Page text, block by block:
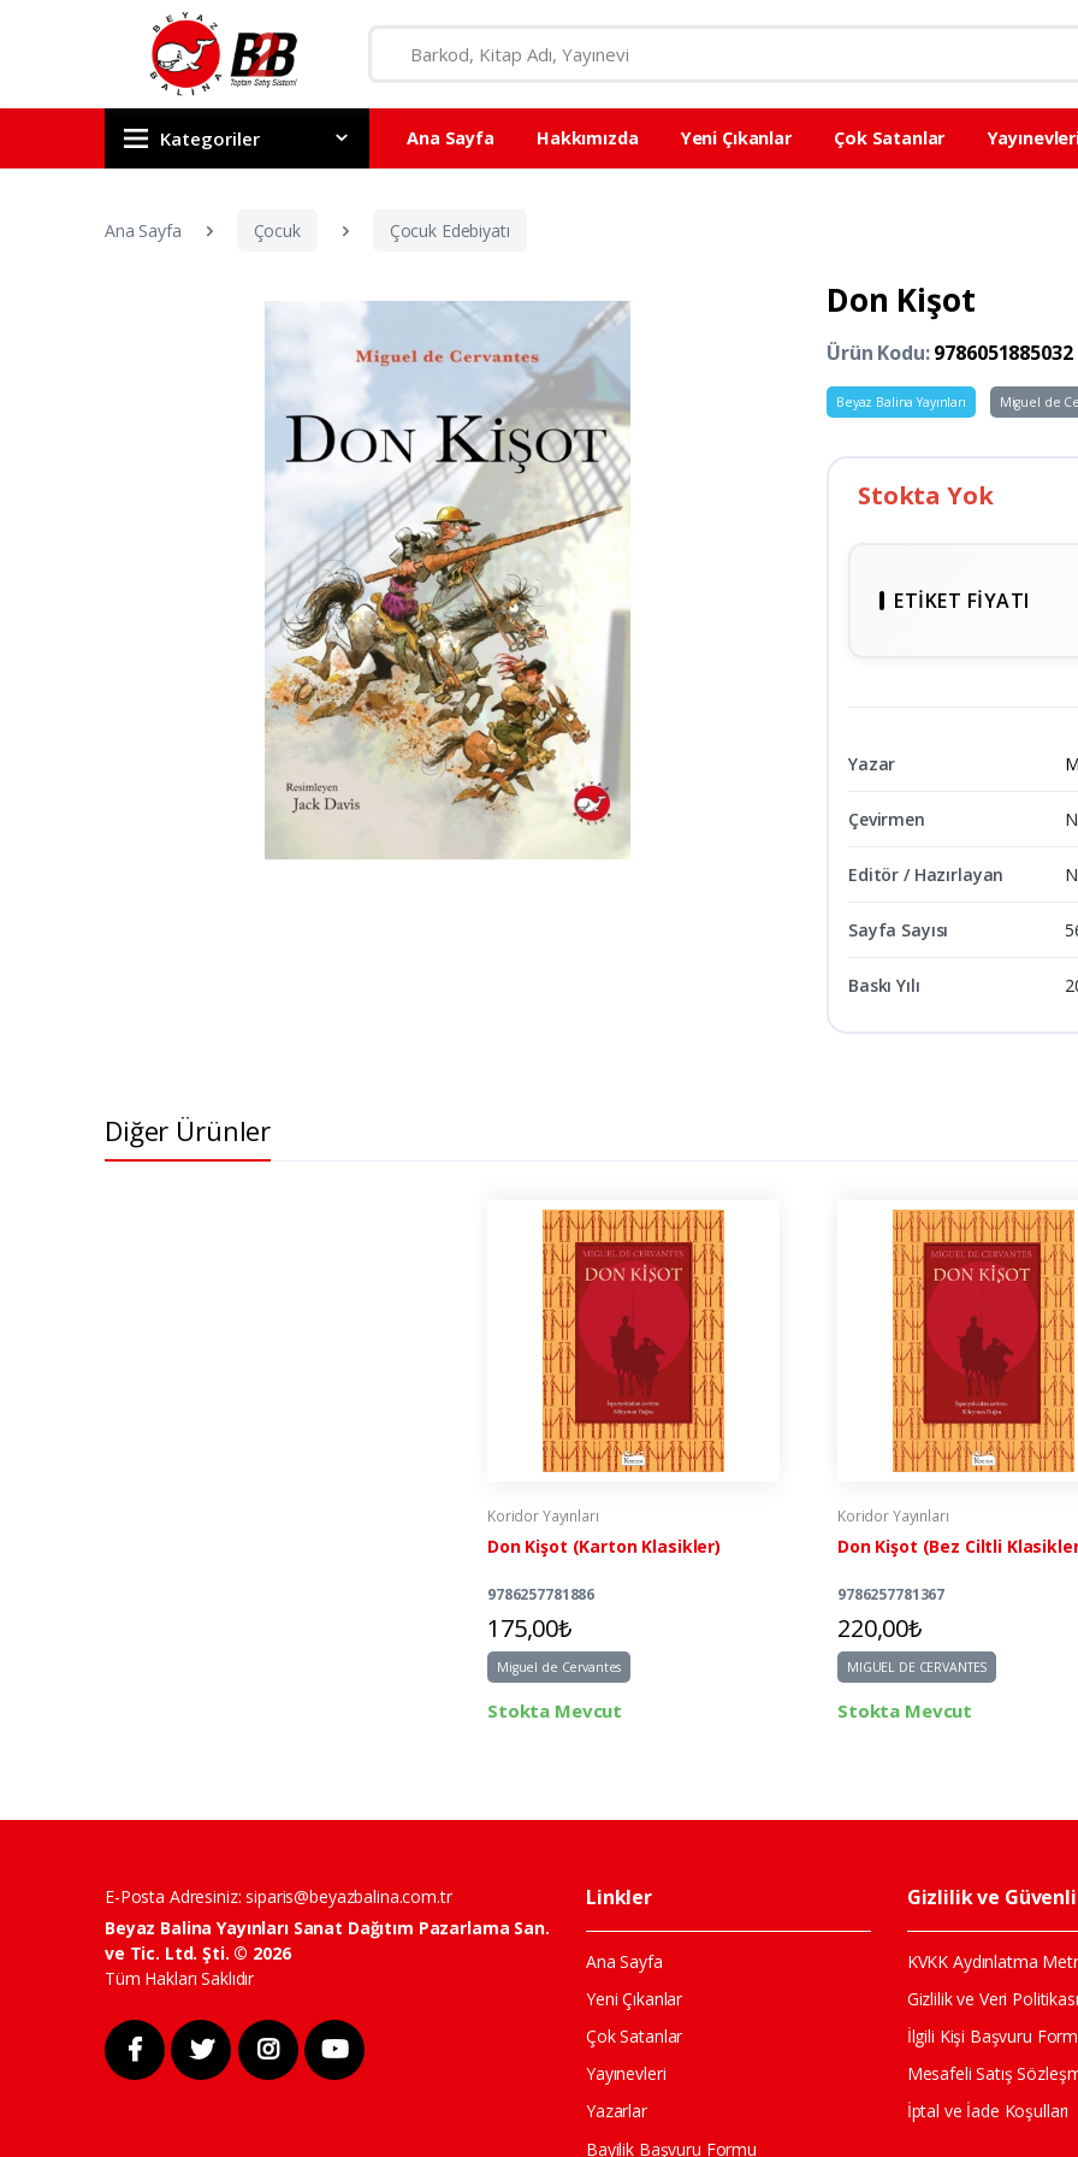
Kategoriler Ana Sayfa Hakkımızda Yeni Çıkanlar Çok Satanlar
Ana Sayfa Çocuk Çocuk Edebiyatı
Don Kişot
Ürün Kodu:9786051885032
Beyaz Balina Yayınları Miguel de
Stokta Yok
ETIKET FIYATI
Yazar
Çevirmen
Editör / Hazırlayan
Sayfa Sayısı
Baskı Yılı
Diğer Ürünler
Koridor Yayınları
Don Kişot (Karton Klasikler)
9786257781886
175,00₺
Miguel de Cervantes
Stokta Mevcut
Koridor Yayınları
Don Kişot (Bez Ciltli
9786257781367
220,00₺
MIGUEL DE CERVANTES
Stokta Mevcut
E-Posta Adresiniz:siparis@beyazbalina.com.tr
Beyaz Balina Yayınları Sanat Dağıtım Pazarlama San.
ve Tic. Ltd. Şti. © 2026
Tüm Hakları Saklıdır
Linkler
Ana Sayfa
Yeni Çıkanlar
Çok Satanlar
Yayınevleri
Yazarlar
Bayilik Başvuru Formu
Gizlilik ve
KVKK Aydınlatma
Gizlilik ve Veri Politikası
İlgili Kişi Başvuru
Mesafeli Satış
İptal ve İade Koşulları